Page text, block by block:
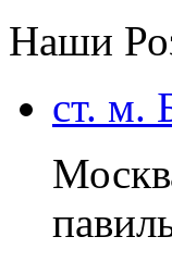
Наши
ст. м.